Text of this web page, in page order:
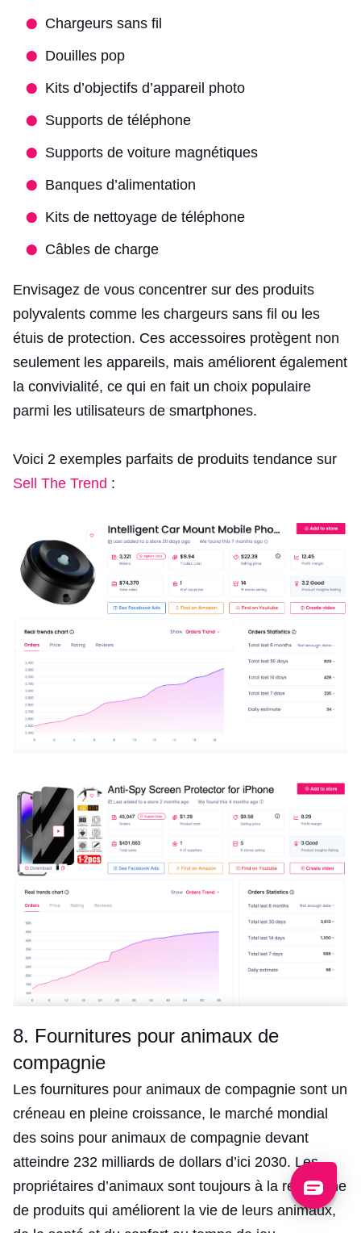
Chargeurs sans fil
Douilles pop
Kits d’objectifs d’appareil photo
Supports de téléphone
Supports de voiture magnétiques
Banques d’alimentation
Kits de nettoyage de téléphone
Câbles de charge
Envisagez de vous concentrer sur des produits
polyvalents comme les chargeurs sans fil ou les
étuis de protection. Ces accessoires protègent non
seulement les appareils, mais améliorent également
la convivialité, ce qui en fait un choix populaire
parmi les utilisateurs de smartphones.
Voici 2 exemples parfaits de produits tendance sur
Sell The Trend :
8. Fournitures pour animaux de
compagnie
Les fournitures pour animaux de compagnie sont un
créneau en pleine croissance, le marché mondial
des soins pour animaux de compagnie devant
atteindre 232 milliards de dollars d’ici 2030. Les
propriétaires d’animaux sont toujours à la recherche
de produits qui améliorent la vie de leurs animaux,